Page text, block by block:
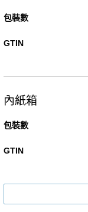
包裝數
GTIN
內紙箱
包裝數
GTIN